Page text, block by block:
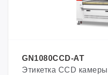
GN1080CCD-AT
Этикетка CCD